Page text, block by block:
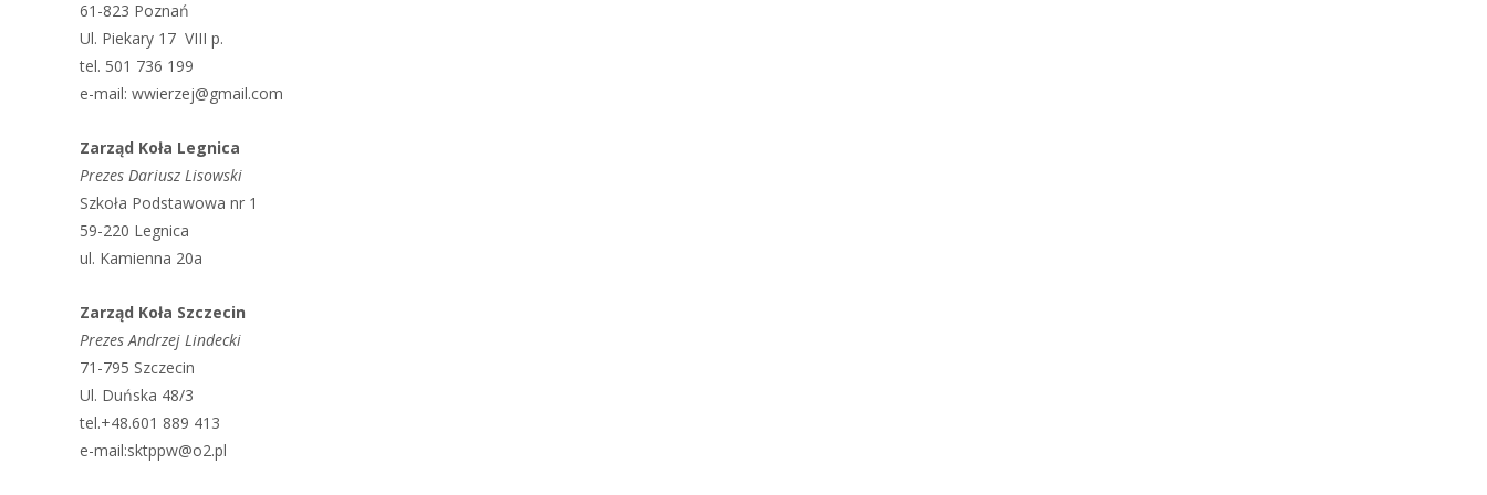
61-823 Poznań
Ul. Piekary 17 VIII p.
tel. 501 736 199
e-mail: wwierzej@gmail.com
Zarząd Koła Legnica
Prezes Dariusz Lisowski
Szkoła Podstawowa nr 1
59-220 Legnica
ul. Kamienna 20a
Zarząd Koła Szczecin
Prezes Andrzej Lindecki
71-795 Szczecin
Ul. Duńska 48/3
tel.+48.601 889 413
e-mail:sktppw@o2.pl